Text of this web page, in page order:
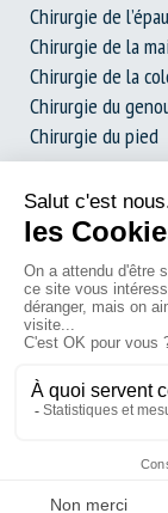
Chirurgie de
Chirurgie de la
Chirurgie de la
Chirurgie du
Chirurgie du pied
Dossier complet
Demande de
Contact et Accès
Plan du site
Mentions légales